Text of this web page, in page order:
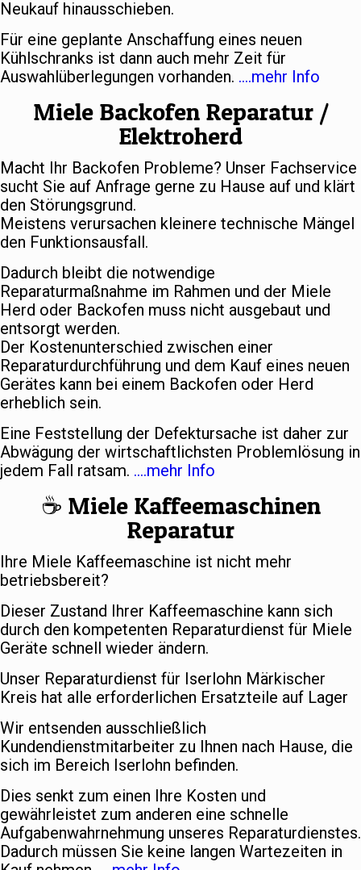
Neukauf hinausschieben.
Für eine geplante Anschaffung eines neuen
Kühlschranks ist dann auch mehr Zeit für
Auswahlüberlegungen vorhanden. ….mehr Info
Miele Backofen Reparatur /
Elektroherd
Macht Ihr Backofen Probleme? Unser Fachservice
sucht Sie auf Anfrage gerne zu Hause auf und klärt
den Störungsgrund.
Meistens verursachen kleinere technische Mängel
den Funktionsausfall.
Dadurch bleibt die notwendige
Reparaturmaßnahme im Rahmen und der Miele
Herd oder Backofen muss nicht ausgebaut und
entsorgt werden.
Der Kostenunterschied zwischen einer
Reparaturdurchführung und dem Kauf eines neuen
Gerätes kann bei einem Backofen oder Herd
erheblich sein.
Eine Feststellung der Defektursache ist daher zur
Abwägung der wirtschaftlichsten Problemlösung in
jedem Fall ratsam. ….mehr Info
☕️ Miele Kaffeemaschinen
Reparatur
Ihre Miele Kaffeemaschine ist nicht mehr
betriebsbereit?
Dieser Zustand Ihrer Kaffeemaschine kann sich
durch den kompetenten Reparaturdienst für Miele
Geräte schnell wieder ändern.
Unser Reparaturdienst für Iserlohn Märkischer
Kreis hat alle erforderlichen Ersatzteile auf Lager
Wir entsenden ausschließlich
Kundendienstmitarbeiter zu Ihnen nach Hause, die
sich im Bereich Iserlohn befinden.
Dies senkt zum einen Ihre Kosten und
gewährleistet zum anderen eine schnelle
Aufgabenwahrnehmung unseres Reparaturdienstes.
Dadurch müssen Sie keine langen Wartezeiten in